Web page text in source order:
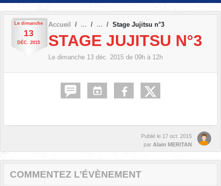
Le dimanche
13
DÉC. 2015
Accueil Stage Jujitsu n°3
STAGE JUJITSU N°3
Le dimanche 13 déc. 2015 de 09h à 12h
Publié le 17 oct. 2015
par Alain MERITAN
COMMENTEZ L’ÉVÈNEMENT